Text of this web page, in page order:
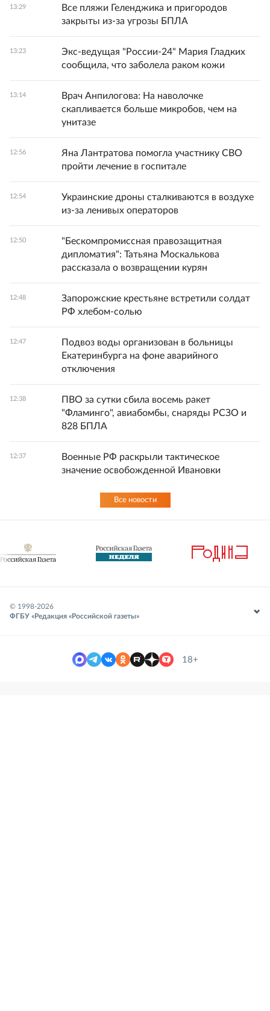
13:29
Все пляжи Геленджика и пригородов
закрыты из-за угрозы БПЛА
13:23
Экс-ведущая "России-24" Мария Гладких
сообщила, что заболела раком кожи
13:14
Врач Анпилогова: На наволочке
скапливается больше микробов, чем на
унитазе
12:56
Яна Лантратова помогла участнику СВО
пройти лечение в госпитале
12:54
Украинские дроны сталкиваются в воздухе
из-за ленивых операторов
12:50
"Бескомпромиссная правозащитная
дипломатия": Татьяна Москалькова
рассказала о возвращении курян
12:48
Запорожские крестьяне встретили солдат
РФ хлебом-солью
12:47
Подвоз воды организован в больницы
Екатеринбурга на фоне аварийного
отключения
12:38
ПВО за сутки сбила восемь ракет
"Фламинго", авиабомбы, снаряды РСЗО и
828 БПЛА
12:37
Военные РФ раскрыли тактическое
значение освобожденной Ивановки
Все новости
© 1998-2026
ФГБУ «Редакция «Российской газеты»
18+